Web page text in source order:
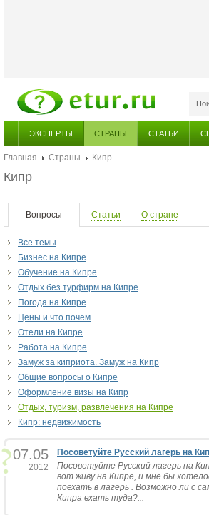
ЭКСПЕРТЫ СТРАНЫ СТАТЬИ
Главная Страны
Кипр
Кипр
Вопросы Статьи О стране
Все темы
Бизнес на Кипре
Обучение на Кипре
Отдых без турфирм на Кипре
Погода на Кипре
Цены и что почем
Отели на Кипре
Работа на Кипре
Замуж за киприота. Замуж на Кипр
Общие вопросы о Кипре
Оформление визы на Кипр
Отдых, туризм, развлечения на Кипре
Кипр: недвижимость
07.05
2012
Посоветуйте Русский лагерь на
Посоветуйте Русский лагерь на
вот живу на Кипре, и мне бы
поехать в лагерь . Возможно ли с
Кипра ехать туда?...